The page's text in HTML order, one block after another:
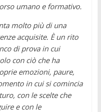
umano e formativo.
molto più di una
acquisite. È un rito
di prova in cui
con ciò che ha
emozioni, paure,
in cui si comincia
con le scelte che
e con le